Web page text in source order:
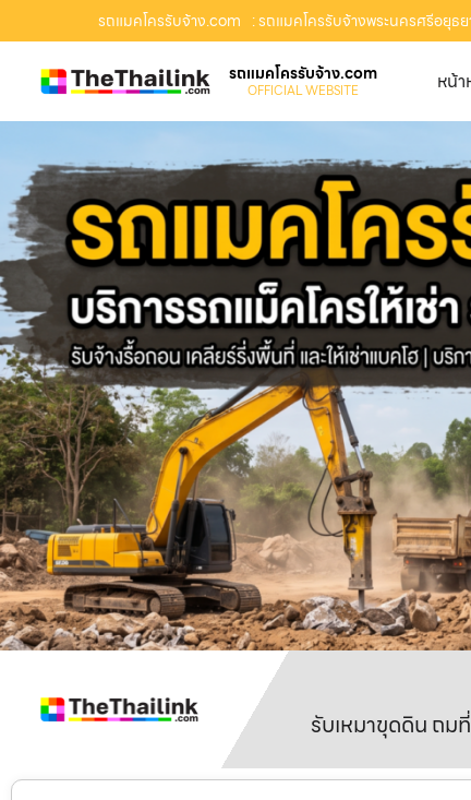
รถแมคโครรับจ้าง.com : รถแมคโครรับจ้างพระนครศรีอยุธ
รถแมคโครรับจ้าง.com
OFFICIAL WEBSITE หน้
รับเหมาขุดดิน ถม